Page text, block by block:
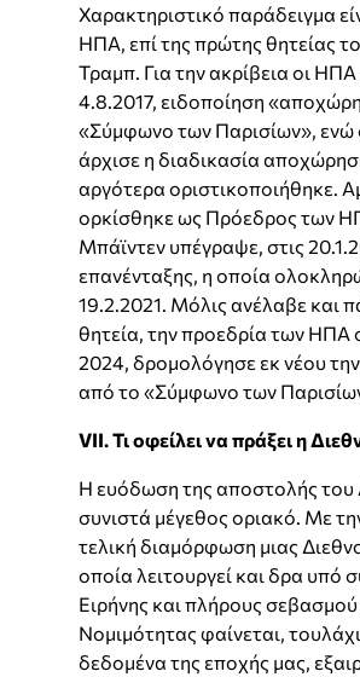
Χαρακτηριστικό παράδειγμα
ΗΠΑ, επί της πρώτης θητείας
Τραμπ. Για την ακρίβεια οι
4.8.2017, ειδοποίηση
«Σύμφωνο των Παρισίων», ενώ
άρχισε η διαδικασία
αργότερα οριστικοποιήθηκε.
ορκίσθηκε ως Πρόεδρος των
Μπάϊντεν υπέγραψε, στις
επανένταξης, η οποία
19.2.2021. Μόλις ανέλαβε και
θητεία, την προεδρία των ΗΠΑ
2024, δρομολόγησε εκ νέου
από το «Σύμφωνο των
VIΙ. Τι οφείλει να πράξει η
Η ευόδωση της αποστολής του
συνιστά μέγεθος οριακό. Με
τελική διαμόρφωση μιας
οποία λειτουργεί και δρα υπό
Ειρήνης και πλήρους σεβασμού
Νομιμότητας φαίνεται,
δεδομένα της εποχής μας,